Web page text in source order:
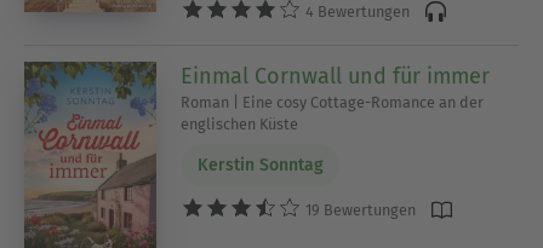
4 Bewertungen
Einmal Cornwall und für immer
Roman | Eine cosy Cottage-Romance an der
englischen Küste
Kerstin Sonntag
19 Bewertungen